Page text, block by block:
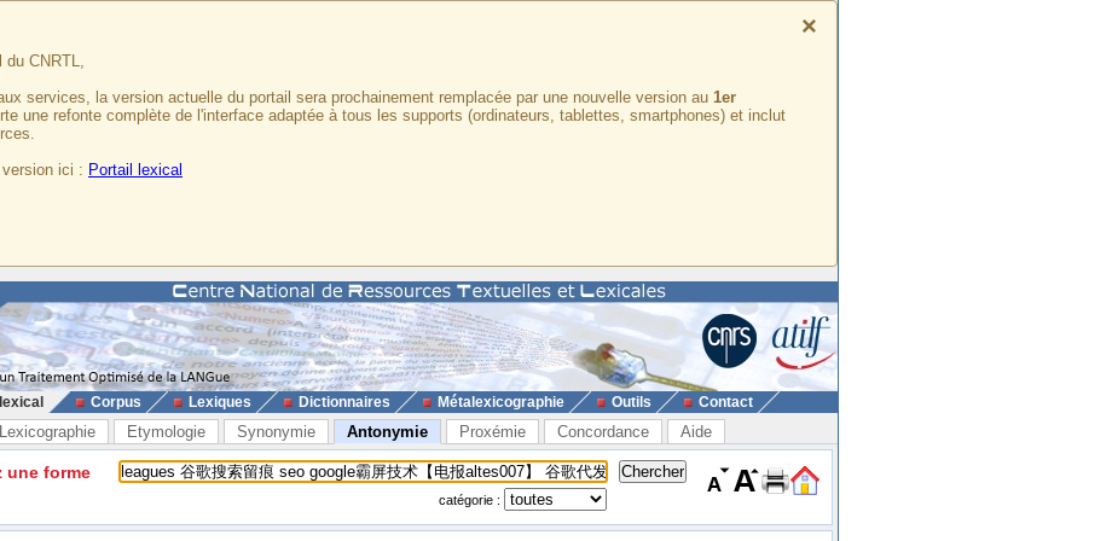
×
du CNRTL,
services, la version actuelle du portail sera prochainement remplacée par une nouvelle version au 1er
une refonte complète de l'interface adaptée à tous les supports (ordinateurs, tablettes, smartphones) et inclut
ici : Portail lexical
Corpus Lexiques Dictionnaires Métalexicographie Outils Contact
Lexicographie Etymologie Synonymie Antonymie Proxémie Concordance Aide
une forme
catégorie :